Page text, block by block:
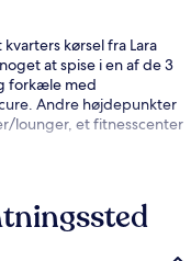
kørsel fra Lara
at spise i en af de 3
forkæle med
Andre højdepunkter
lounger, et fitnesscenter